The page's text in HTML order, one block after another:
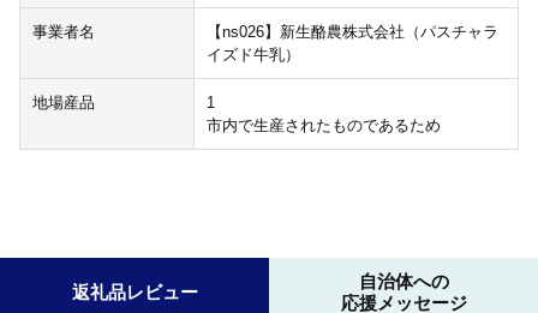
事業者名
【ns026】新生酪農株式会社（パスチャラ
イズド牛乳）
地場産品
1
市内で生産されたものであるため
返礼品レビュー
自治体への
応援メッセージ